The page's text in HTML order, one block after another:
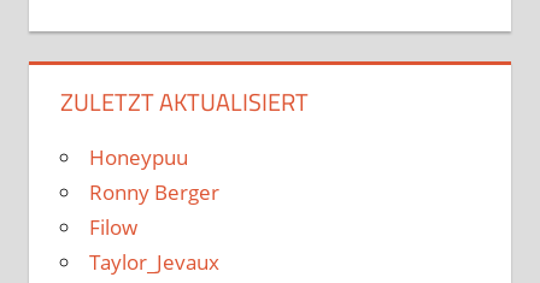
ZULETZT AKTUALISIERT
Honeypuu
Ronny Berger
Filow
Taylor_Jevaux